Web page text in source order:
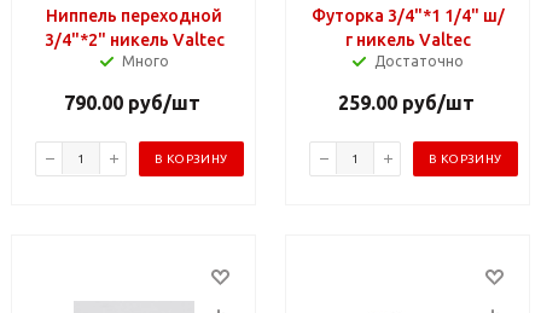
Ниппель переходной
3/4"*2" никель Valtec
Много
790.00руб/шт
В КОРЗИНУ
Футорка 3/4"*1 1/4" ш/
г никель Valtec
Достаточно
259.00руб/шт
В КОРЗИНУ